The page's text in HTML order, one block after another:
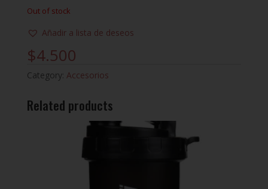
Out of stock
Añadir a lista de deseos
$4.500
Category: Accesorios
Related products